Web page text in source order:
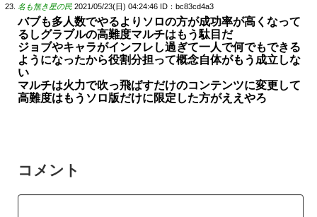
名も無き星の民 2021/05/23(日) 04:24:46 ID：bc83cd4a3
バブも多人数でやるよりソロの方が成功率が高くなって
るしグラブルの高難度マルチはもう駄目だ
ジョブやキャラがインフレし過ぎて一人で何でもできる
ようになったから役割分担って概念自体がもう成立しな
い
マルチは火力で吹っ飛ばすだけのコンテンツに変更して
高難度はもうソロ版だけに限定した方がええやろ
コメント